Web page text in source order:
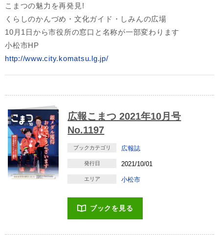
こまつの魅力を再発見!
くらしのかんづめ・文化ガイド・しみんの広場
10月1日から市役所の窓口と名称が一部変わります
小松市HP
http://www.city.komatsu.lg.jp/
広報こまつ 2021年10月号
No.1197
ブックカテゴリ 広報誌
発行日 2021/10/01
エリア 小松市
ブックを見る